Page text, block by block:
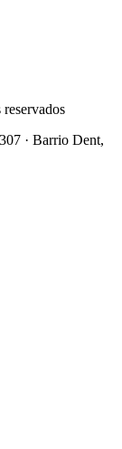
· Barrio Dent,